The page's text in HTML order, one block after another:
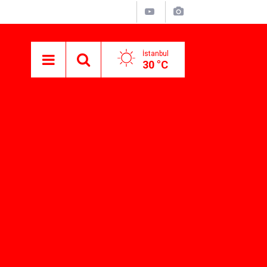
İstanbul
30 °C